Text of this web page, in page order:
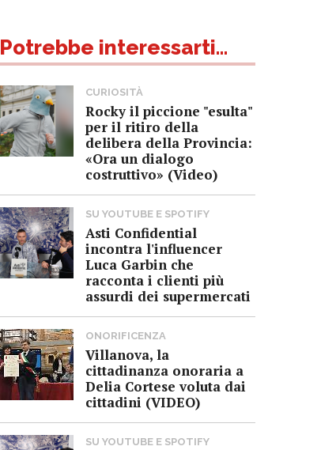
Potrebbe interessarti...
CURIOSITÀ
Rocky il piccione "esulta"
per il ritiro della
delibera della Provincia:
«Ora un dialogo
costruttivo» (Video)
SU YOUTUBE E SPOTIFY
Asti Confidential
incontra l'influencer
Luca Garbin che
racconta i clienti più
assurdi dei supermercati
ONORIFICENZA
Villanova, la
cittadinanza onoraria a
Delia Cortese voluta dai
cittadini (VIDEO)
SU YOUTUBE E SPOTIFY